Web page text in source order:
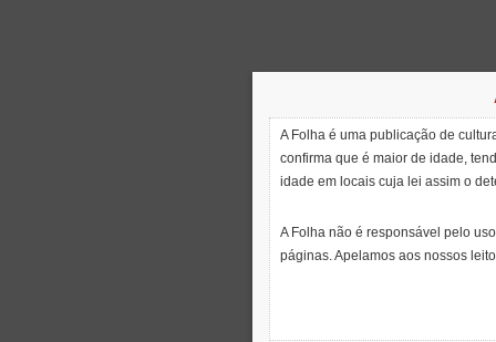
A Folha é uma publicação de
confirma que é maior de idade,
idade em locais cuja lei assim o
A Folha não é responsável pelo
páginas. Apelamos aos nossos